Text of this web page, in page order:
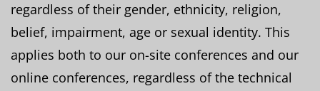
regardless of their gender, ethnicity, religion,
belief, impairment, age or sexual identity. This
applies both to our on-site conferences and our
online conferences, regardless of the technical